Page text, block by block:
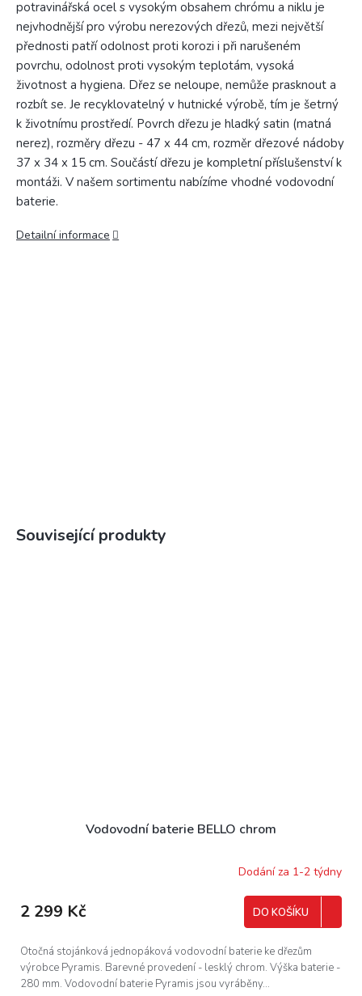
potravinářská ocel s vysokým obsahem chrómu a niklu je
nejvhodnější pro výrobu nerezových dřezů, mezi největší
přednosti patří odolnost proti korozi i při narušeném
povrchu, odolnost proti vysokým teplotám, vysoká
životnost a hygiena. Dřez se neloupe, nemůže prasknout a
rozbít se. Je recyklovatelný v hutnické výrobě, tím je šetrný
k životnímu prostředí. Povrch dřezu je hladký satin (matná
nerez), rozměry dřezu - 47 x 44 cm, rozměr dřezové nádoby
37 x 34 x 15 cm. Součástí dřezu je kompletní příslušenství k
montáži. V našem sortimentu nabízíme vhodné vodovodní
baterie.
Detailní informace
Související produkty
Vodovodní baterie BELLO chrom
Dodání za 1-2 týdny
2 299 Kč DO KOŠÍKU
Otočná stojánková jednopáková vodovodní baterie ke dřezům
výrobce Pyramis. Barevné provedení - lesklý chrom. Výška baterie -
280 mm. Vodovodní baterie Pyramis jsou vyráběny...